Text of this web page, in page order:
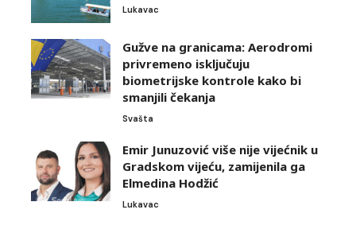
Lukavac
Gužve na granicama: Aerodromi
privremeno isključuju
biometrijske kontrole kako bi
smanjili čekanja
Svašta
Emir Junuzović više nije vijećnik u
Gradskom vijeću, zamijenila ga
Elmedina Hodžić
Lukavac